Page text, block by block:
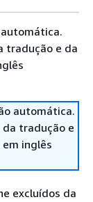
tradução e da
automática.
tradução e
inglês
excluídos da